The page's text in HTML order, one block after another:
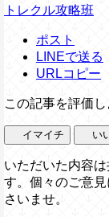
トレクル攻略班
ポスト
LINEで送る
URLコピー
この記事を評価し
イマイチ い
いただいた内容
す。個々のご意
さいませ。